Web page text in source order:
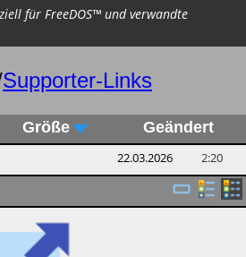
für FreeDOS™ und verwandte
Supporter-Links
Größe Geändert
22.03.2026 2:20